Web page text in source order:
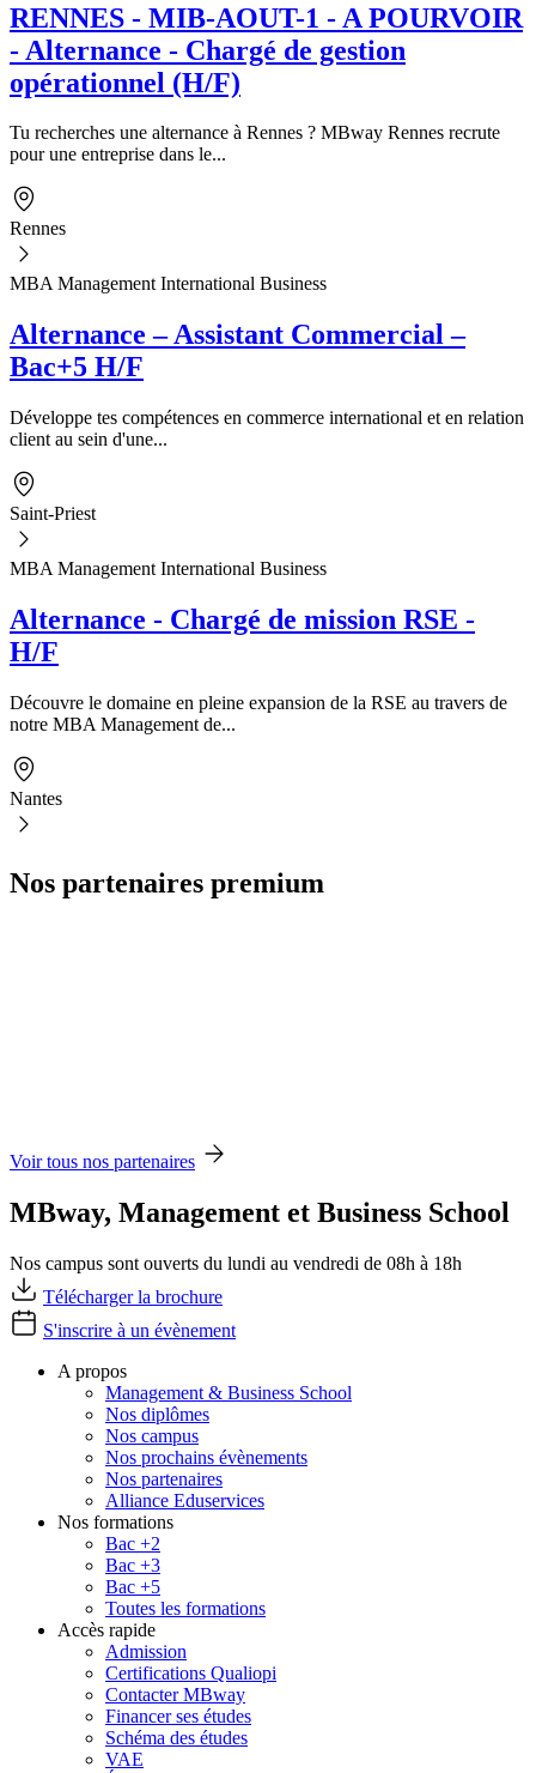
RENNES - MIB-AOUT-1 - A POURVOIR
- Alternance - Chargé de gestion
opérationnel (H/F)
Tu recherches une alternance à Rennes ? MBway Rennes recrute
pour une entreprise dans le...
Rennes
MBA Management International Business
Alternance – Assistant Commercial –
Bac+5 H/F
Développe tes compétences en commerce international et en relation
client au sein d'une...
Saint-Priest
MBA Management International Business
Alternance - Chargé de mission RSE -
H/F
Découvre le domaine en pleine expansion de la RSE au travers de
notre MBA Management de...
Nantes
Nos partenaires premium
Voir tous nos partenaires
MBway, Management et Business School
Nos campus sont ouverts du lundi au vendredi de 08h à 18h
Télécharger la brochure
S'inscrire à un évènement
A propos
Management & Business School
Nos diplômes
Nos campus
Nos prochains évènements
Nos partenaires
Alliance Eduservices
Nos formations
Bac +2
Bac +3
Bac +5
Toutes les formations
Accès rapide
Admission
Certifications Qualiopi
Contacter MBway
Financer ses études
Schéma des études
VAE